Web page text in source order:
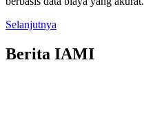
Selanjutnya
Berita IAMI